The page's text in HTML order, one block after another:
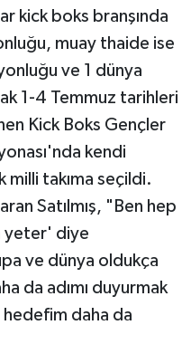
kick boks branşında
muay thaide ise
ve 1 dünya
1-4 Temmuz tarihleri
Kick Boks Gençler
kendi
takıma seçildi.
Satılmış, "Ben hep
yeter' diye
ve dünya oldukça
da adımı duyurmak
hedefim daha da